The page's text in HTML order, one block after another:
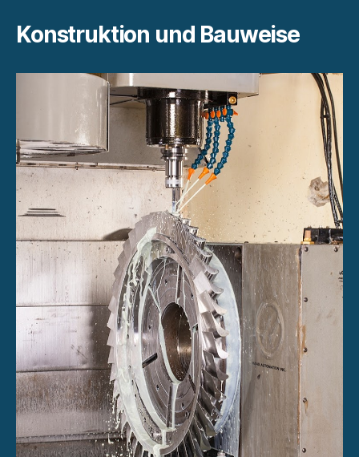
Konstruktion und Bauweise